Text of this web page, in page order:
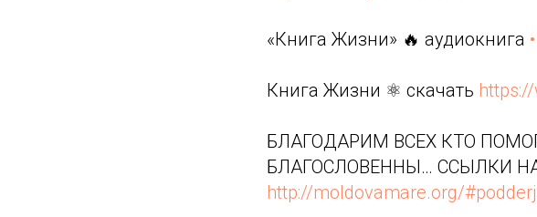
«Книга Жизни» 🔥 аудиокнига
Книга Жизни ⚛️ скачать
БЛАГОДАРИМ ВСЕХ КТО
БЛАГОСЛОВЕННЫ… ССЫЛКИ
http://moldovamare.org/